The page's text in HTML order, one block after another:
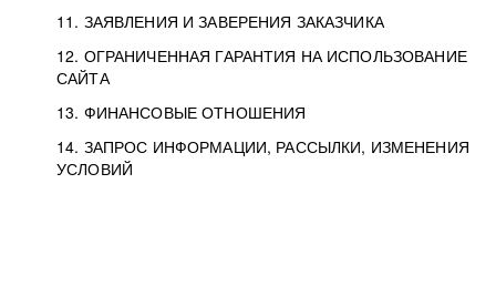
11. ЗАЯВЛЕНИЯ И ЗАВЕРЕНИЯ ЗАКАЗЧИКА
12. ОГРАНИЧЕННАЯ ГАРАНТИЯ НА ИСПОЛЬЗОВАНИЕ
САЙТА
13. ФИНАНСОВЫЕ ОТНОШЕНИЯ
14. ЗАПРОС ИНФОРМАЦИИ, РАССЫЛКИ, ИЗМЕНЕНИЯ
УСЛОВИЙ